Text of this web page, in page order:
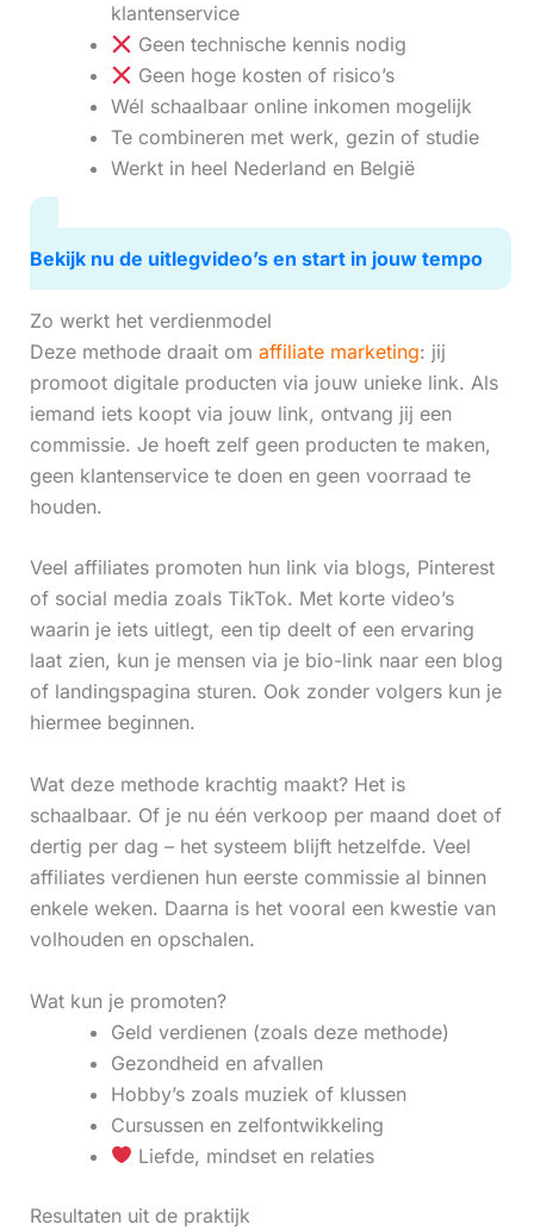
klantenservice
Geen technische kennis nodig
Geen hoge kosten of risico’s
Wél schaalbaar online inkomen mogelijk
Te combineren met werk, gezin of studie
Werkt in heel Nederland en België
Bekijk nu de uitlegvideo’s en start in jouw tempo
Zo werkt het verdienmodel
Deze methode draait om affiliate marketing: jij
promoot digitale producten via jouw unieke link. Als
iemand iets koopt via jouw link, ontvang jij een
commissie. Je hoeft zelf geen producten te maken,
geen klantenservice te doen en geen voorraad te
houden.
Veel affiliates promoten hun link via blogs, Pinterest
of social media zoals TikTok. Met korte video’s
waarin je iets uitlegt, een tip deelt of een ervaring
laat zien, kun je mensen via je bio-link naar een blog
of landingspagina sturen. Ook zonder volgers kun je
hiermee beginnen.
Wat deze methode krachtig maakt? Het is
schaalbaar. Of je nu één verkoop per maand doet of
dertig per dag – het systeem blijft hetzelfde. Veel
affiliates verdienen hun eerste commissie al binnen
enkele weken. Daarna is het vooral een kwestie van
volhouden en opschalen.
Wat kun je promoten?
Geld verdienen (zoals deze methode)
Gezondheid en afvallen
Hobby’s zoals muziek of klussen
Cursussen en zelfontwikkeling
Liefde, mindset en relaties
Resultaten uit de praktijk